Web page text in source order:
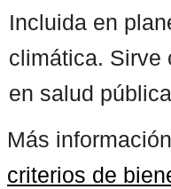
Incluida en
climática. Sirve
en salud
Más
criterios de